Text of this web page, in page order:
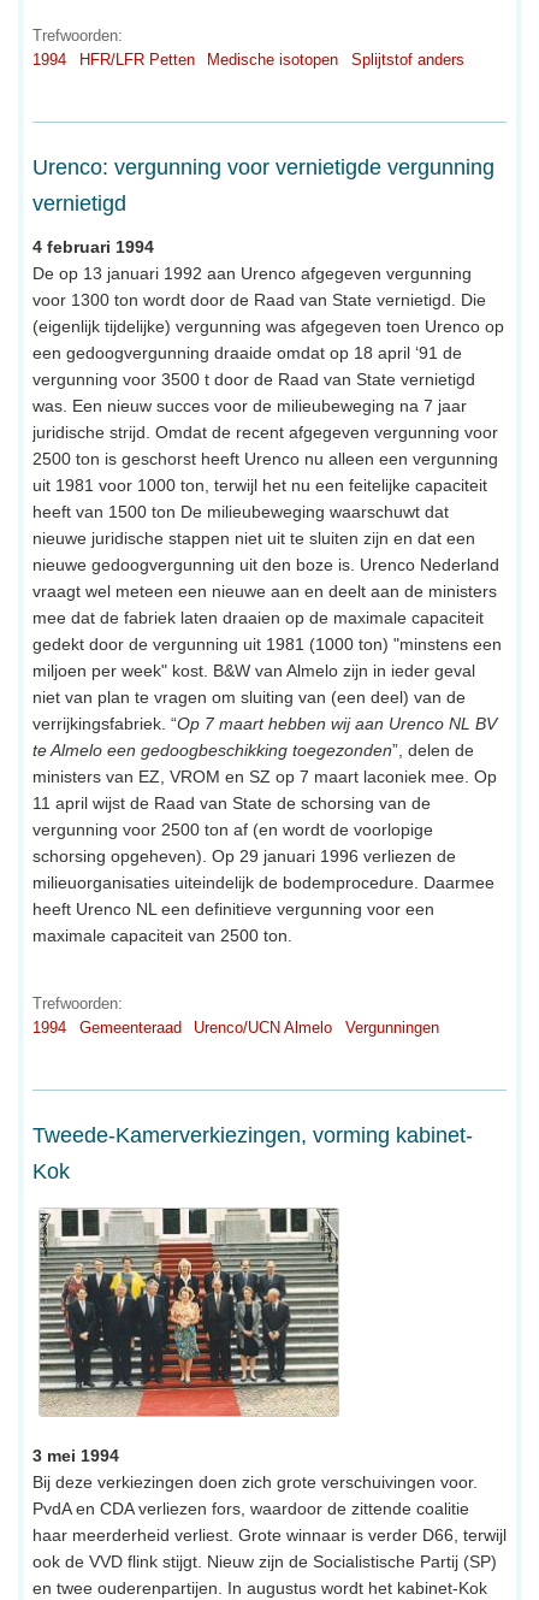
Trefwoorden:
1994
HFR/LFR Petten Medische isotopen Splijtstof anders
Urenco: vergunning voor vernietigde vergunning
vernietigd
4 februari 1994
De op 13 januari 1992 aan Urenco afgegeven vergunning
voor 1300 ton wordt door de Raad van State vernietigd. Die
(eigenlijk tijdelijke) vergunning was afgegeven toen Urenco op
een gedoogvergunning draaide omdat op 18 april ‘91 de
vergunning voor 3500 t door de Raad van State vernietigd
was. Een nieuw succes voor de milieubeweging na 7 jaar
juridische strijd. Omdat de recent afgegeven vergunning voor
2500 ton is geschorst heeft Urenco nu alleen een vergunning
uit 1981 voor 1000 ton, terwijl het nu een feitelijke capaciteit
heeft van 1500 ton De milieubeweging waarschuwt dat
nieuwe juridische stappen niet uit te sluiten zijn en dat een
nieuwe gedoogvergunning uit den boze is. Urenco Nederland
vraagt wel meteen een nieuwe aan en deelt aan de ministers
mee dat de fabriek laten draaien op de maximale capaciteit
gedekt door de vergunning uit 1981 (1000 ton) "minstens een
miljoen per week" kost. B&W van Almelo zijn in ieder geval
niet van plan te vragen om sluiting van (een deel) van de
verrijkingsfabriek. “Op 7 maart hebben wij aan Urenco NL BV
te Almelo een gedoogbeschikking toegezonden”, delen de
ministers van EZ, VROM en SZ op 7 maart laconiek mee. Op
11 april wijst de Raad van State de schorsing van de
vergunning voor 2500 ton af (en wordt de voorlopige
schorsing opgeheven). Op 29 januari 1996 verliezen de
milieuorganisaties uiteindelijk de bodemprocedure. Daarmee
heeft Urenco NL een definitieve vergunning voor een
maximale capaciteit van 2500 ton.
Trefwoorden:
1994
Gemeenteraad Urenco/UCN Almelo Vergunningen
Tweede-Kamerverkiezingen, vorming kabinet-
Kok
3 mei 1994
Bij deze verkiezingen doen zich grote verschuivingen voor.
PvdA en CDA verliezen fors, waardoor de zittende coalitie
haar meerderheid verliest. Grote winnaar is verder D66, terwijl
ook de VVD flink stijgt. Nieuw zijn de Socialistische Partij (SP)
en twee ouderenpartijen. In augustus wordt het kabinet-Kok